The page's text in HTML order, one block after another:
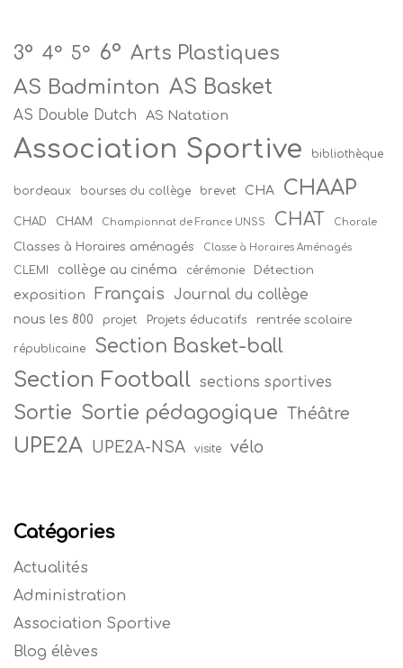
3° 4° 5° 6° Arts Plastiques
AS Badminton AS Basket
AS Double Dutch AS Natation
Association Sportive bibliothèque
bordeaux bourses du collège brevet CHA CHAAP
CHAD CHAM Championnat de France UNSS CHAT Chorale
Classes à Horaires aménagés Classe à Horaires Aménagés
CLEMI collège au cinéma cérémonie Détection
exposition Français Journal du collège
nous les 800 projet Projets éducatifs rentrée scolaire
républicaine Section Basket-ball
Section Football sections sportives
Sortie Sortie pédagogique Théâtre
UPE2A UPE2A-NSA visite vélo
Catégories
Actualités
Administration
Association Sportive
Blog élèves